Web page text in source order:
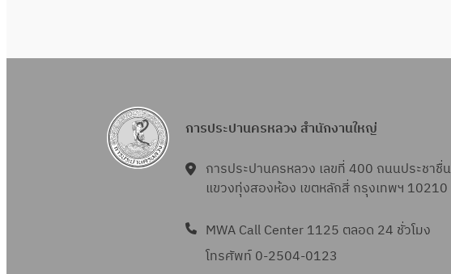
การประปานครหลวง สำนักงานใหญ่
การประปานครหลวง เลขที่ 400 ถนนประชาชื่น
แขวงทุ่งสองห้อง เขตหลักสี่ กรุงเทพฯ 10210
MWA Call Center 1125 ตลอด 24 ชั่วโมง
โทรศัพท์ 0-2504-0123